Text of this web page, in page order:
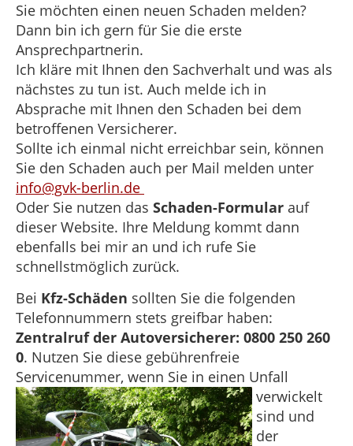
Sie möchten einen neuen Schaden melden?
Dann bin ich gern für Sie die erste
Ansprechpartnerin.
Ich kläre mit Ihnen den Sachverhalt und was als
nächstes zu tun ist. Auch melde ich in
Absprache mit Ihnen den Schaden bei dem
betroffenen Versicherer.
Sollte ich einmal nicht erreichbar sein, können
Sie den Schaden auch per Mail melden unter
info@gvk-berlin.de
Oder Sie nutzen das Schaden-Formular auf
dieser Website. Ihre Meldung kommt dann
ebenfalls bei mir an und ich rufe Sie
schnellstmöglich zurück.
Bei Kfz-Schäden sollten Sie die folgenden
Telefonnummern stets greifbar haben:
Zentralruf der Autoversicherer: 0800 250 260
0. Nutzen Sie diese gebührenfreie
Servicenummer, wenn Sie in einen Unfall
verwickelt
sind und
der